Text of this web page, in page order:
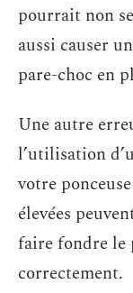
pourrait non
aussi causer
pare-choc en
Une autre
l’utilisation
votre
élevées
faire fondre le
correctement.